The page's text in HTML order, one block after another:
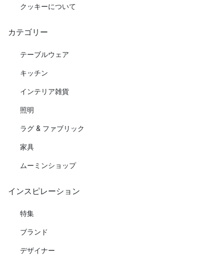
クッキーについて
カテゴリー
テーブルウェア
キッチン
インテリア雑貨
照明
ラグ & ファブリック
家具
ムーミンショップ
インスピレーション
特集
ブランド
デザイナー